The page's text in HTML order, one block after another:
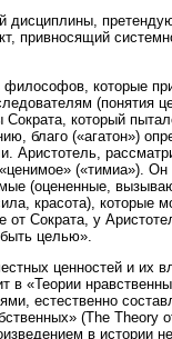
привносящий
которые
(понятия
который
благо («агатон»)
Аристотель,
(«тимиа»).
(оцененные,
красота), которые
Сократа, у
целью».
ценностей и их
«Теории
естественно
(The Theory
в истории